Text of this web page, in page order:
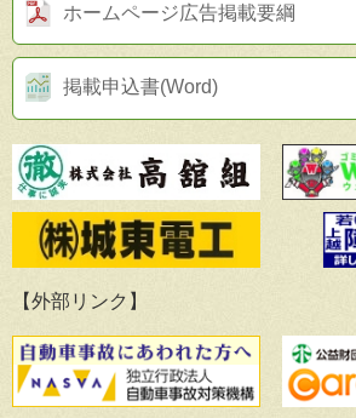
ホームページ広告掲載要綱
掲載申込書(Word)
【外部リンク】